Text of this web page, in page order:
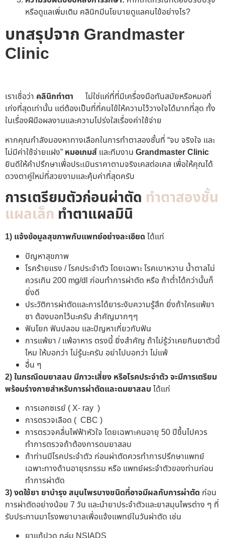
หรือดูแลเพิ่มเติม คลินิกมีนโยบายดูแลคนไข้อย่างไร?
บทสรุปจาก Grandmaster
Clinic
เราเชื่อว่า คลินิกทำตา
ไม่ใช่แค่ที่ที่มีเครื่องมือทันสมัยหรือหมอที่
เก่งที่สุดเท่านั้น แต่ต้องเป็นที่ที่คนไข้ให้ความไว้วางใจได้มากที่สุด ทั้ง
ในเรื่องฝีมือผลงานและความโปร่งใสเรื่องค่าใช้จ่าย
หากคุณกำลังมองหาทางเลือกในการทำตาสองชั้นที่ “จบ จริงใจ และ
ไม่มีค่าใช้จ่ายแฝง” หมอเกมส์ และทีมงาน Grandmaster Clinic
ยินดีให้คำปรึกษาเพื่อประเมินราคาตามจริงเคสต่อเคส เพื่อให้คุณได้
ดวงตาคู่ใหม่ที่สวยงามและคุ้มค่าที่สุดครับ
การเตรียมตัวก่อนผ่าตัด ทำตาสองชั้น
แผลเล็ก ทำตาแผลมินิ
1) แจ้งข้อมูลสุขภาพกับแพทย์อย่างละเอียด ได้แก่
ปัญหาสุขภาพ
โรคร้ายแรง / โรคประจำตัว โดยเฉพาะ โรคเบาหวาน น้ำตาลไม่
ควรเกิน 200 mg/dl ก่อนทำการผ่าตัด หรือ ถ้าต่ำได้กว่านั้นก็
ยิ่งดี
ประวัติการผ่าตัดและการได้ยาระงับความรู้สึก ยิ่งถ้าใครแพ้ยา
ชา ต้องบอกไว้นะครับ สำคัญมากๆๆ
ฟันโยก ฟันปลอม และปัญหาเกี่ยวกับฟัน
การแพ้ยา / แพ้อาหาร ตรงนี้ ยิ่งสำคัญ ถ้าไม่รู้ว่าเคยกินยาตัวนี้
ไหม ให้บอกว่า ไม่รู้นะครับ อย่าไปบอกว่า ไม่แพ้
อื่น ๆ
2)ในกรณีดมยาสลบ มีภาวะเสี่ยง หรือโรคประจำตัว จะมีการเตรียม
พร้อมร่างกายสำหรับการผ่าตัดและดมยาสลบ ได้แก่
การเอกซเรย์ ( X- ray )
การตรวจเลือด ( CBC )
การตรวจคลื่นไฟฟ้าหัวใจ โดยเฉพาะคนอายุ 50 ปีขึ้นไปควร
ทำการตรวจถ้าต้องการดมยาสลบ
ถ้าท่านมีโรคประจำตัว ก่อนผ่าตัดควรทำการปรึกษาแพทย์
เฉพาะทางด้านอายุรกรรม หรือ แพทย์ผระจำตัวของท่านก่อน
ทำการผ่าตัด
3) งดใช้ยา ยาบำรุง สมุนไพรบางชนิดที่อาจมีผลกับการผ่าตัด ก่อน
การผ่าตัดอย่างน้อย 7 วัน และนำยาประจำตัวและยาสมุนไพรต่าง ๆ ที่
รับประทานมาโรงพยาบาลเพื่อแจ้งแพทย์ในวันผ่าตัด เช่น